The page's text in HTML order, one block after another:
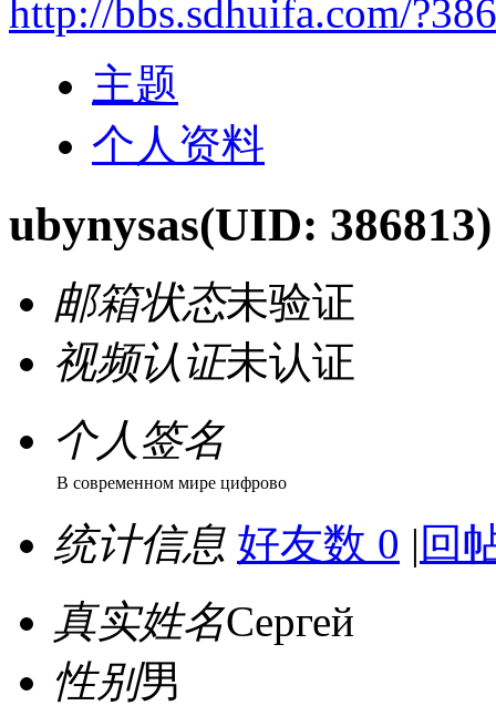
http://bbs.sdhuifa.com/
主题
个人资料
ubynysas(UID: 386813)
邮箱状态未验证
视频认证未认证
个人签名
В современном мире цифрово
统计信息 好友数 0 | 回
真实姓名Сергей
性别男